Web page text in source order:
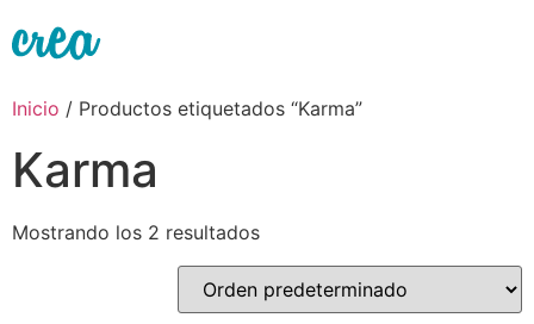
al
Inicio / Productos etiquetados “Karma”
Karma
Mostrando los 2 resultados